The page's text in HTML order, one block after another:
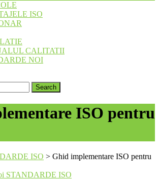
ISO
CALITATII
NOI
ISO pentru
ISO > Ghid implementare ISO pentru
STANDARDE ISO